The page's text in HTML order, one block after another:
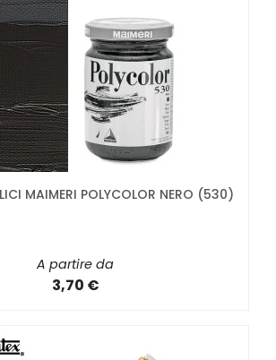
MAIMERI POLYCOLOR NERO (530)
A partire da
3,70 €